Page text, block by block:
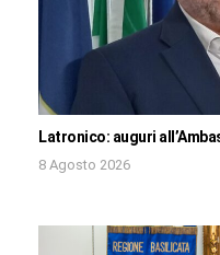
Latronico: auguri
8 Agosto 2026